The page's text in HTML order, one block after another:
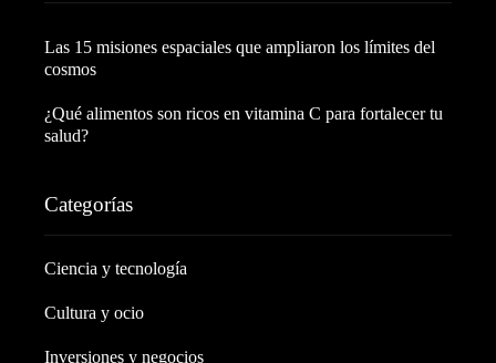
Las 15 misiones espaciales que ampliaron los límites del
cosmos
¿Qué alimentos son ricos en vitamina C para fortalecer tu
salud?
Categorías
Ciencia y tecnología
Cultura y ocio
Inversiones y negocios